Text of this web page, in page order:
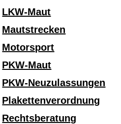
LKW-Maut
Mautstrecken
Motorsport
PKW-Maut
PKW-Neuzulassungen
Plakettenverordnung
Rechtsberatung